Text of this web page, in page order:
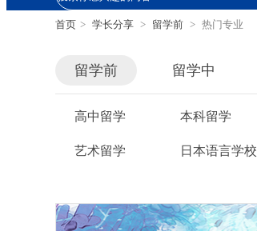
首页 > 学长分享 > 留学前 > 热门专业
留学前 留学中
高中留学 本科留学
艺术留学 日本语言学校